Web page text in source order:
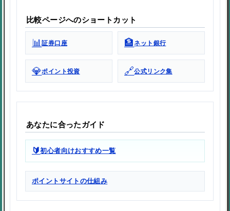
比較ページへのショートカット
📊証券口座 🏦ネット銀行
💎ポイント投資 🔗公式リンク集
あなたに合ったガイド
🔰初心者向けおすすめ一覧
ポイントサイトの仕組み